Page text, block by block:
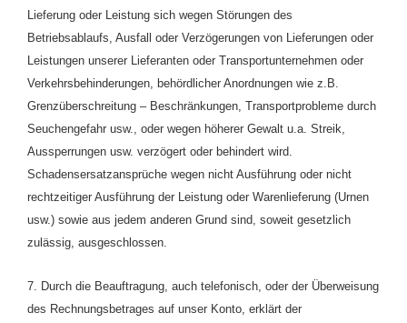
Lieferung oder Leistung sich wegen Störungen des
Betriebsablaufs, Ausfall oder Verzögerungen von Lieferungen oder
Leistungen unserer Lieferanten oder Transportunternehmen oder
Verkehrsbehinderungen, behördlicher Anordnungen wie z.B.
Grenzüberschreitung – Beschränkungen, Transportprobleme durch
Seuchengefahr usw., oder wegen höherer Gewalt u.a. Streik,
Aussperrungen usw. verzögert oder behindert wird.
Schadensersatzansprüche wegen nicht Ausführung oder nicht
rechtzeitiger Ausführung der Leistung oder Warenlieferung (Urnen
usw.) sowie aus jedem anderen Grund sind, soweit gesetzlich
zulässig, ausgeschlossen.
7. Durch die Beauftragung, auch telefonisch, oder der Überweisung
des Rechnungsbetrages auf unser Konto, erklärt der